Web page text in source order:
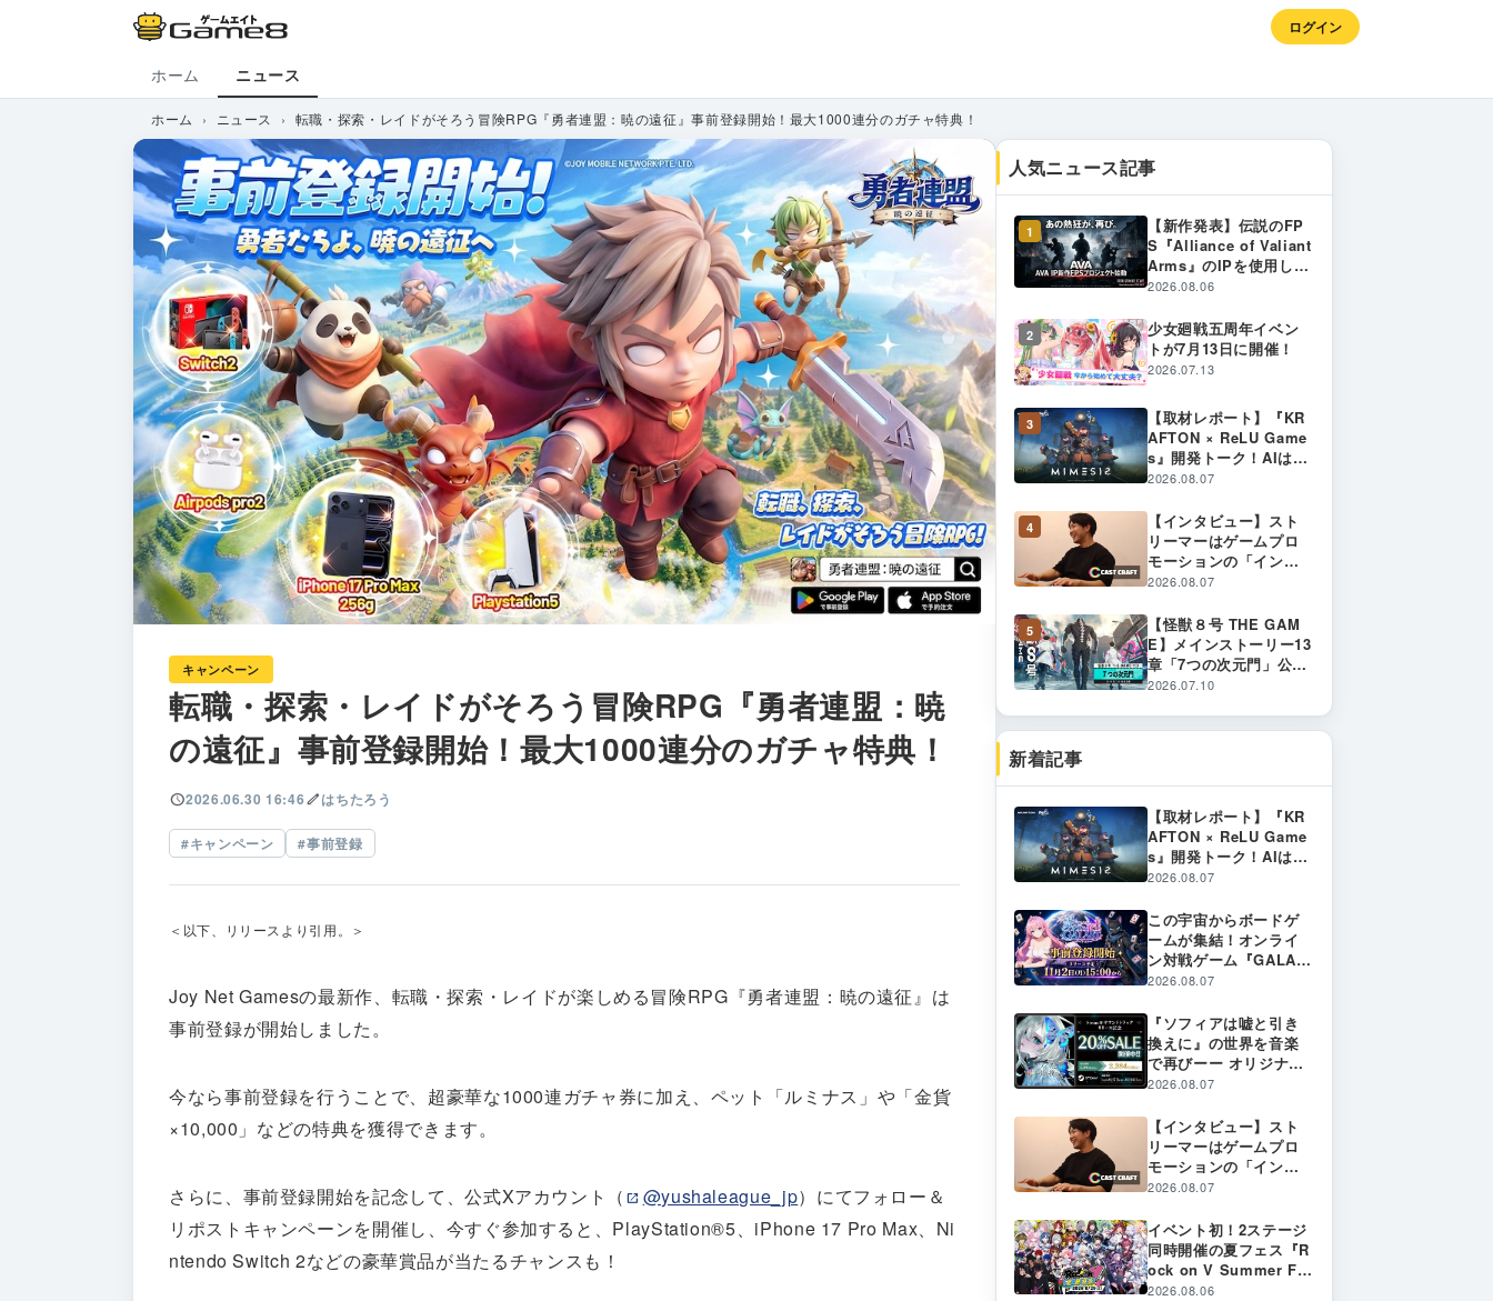
ログイン
ホーム ニュース
ホーム ニュース 転職・探索・レイドがそろう冒険RPG『勇者連盟：暁の遠征』事前登録開始！最大1000連分のガチャ特典！
キャンペーン
転職・探索・レイドがそろう冒険RPG『勇者連盟：暁
の遠征』事前登録開始！最大1000連分のガチャ特典！
schedule2026.06.30 16:46editはちたろう
キャンペーン 事前登録
＜以下、リリースより引用。＞
Joy Net Gamesの最新作、転職・探索・レイドが楽しめる冒険RPG『勇者連盟：暁の遠征』は
事前登録が開始しました。
今なら事前登録を行うことで、超豪華な1000連ガチャ券に加え、ペット「ルミナス」や「金貨
×10,000」などの特典を獲得できます。
さらに、事前登録開始を記念して、公式Xアカウント（ @yushaleague_jp）にてフォロー＆
リポストキャンペーンを開催し、今すぐ参加すると、PlayStation®5、iPhone 17 Pro Max、Ni
ntendo Switch 2などの豪華賞品が当たるチャンスも！
人気ニュース記事
1
【新作発表】伝説のFP
S『Alliance of Valiant
Arms』のIPを使用した
新作プロジェクトが始
ス開始に向けて制作発
表 〜 あの熱狂が、再
び。FPSの「原体験」
ロジェクトの全貌とは
〜
2026.08.06
2
少女廻戦五周年イベン
トが7月13日に開催！
2026.07.13
3
【取材レポート】『KR
AFTON × ReLU Game
s』開発トーク！AIはゲ
ームをどう面白くする
た革新的な開発ツール
と現場のリアル
2026.08.07
4
【インタビュー】スト
リーマーはゲームプロ
モーションの「インフ
ラ」へ。『CastCraft』
ュニティと新たなゲー
ムPR戦略
2026.08.07
5
【怪獣８号 THE GAM
E】メインストーリー13
章「7つの次元門」公
開！最大1,500個の次元
2026.07.10
新着記事
【取材レポート】『KR
AFTON × ReLU Game
s』開発トーク！AIはゲ
ームをどう面白くする
た革新的な開発ツール
と現場のリアル
2026.08.07
この宇宙からボードゲ
ームが集結！オンライ
ン対戦ゲーム『GALAS
T（ギャラスト）』8月7
始！
2026.08.07
『ソフィアは嘘と引き
換えに』の世界を音楽
で再びーー オリジナル
サウンドトラックがSte
とのバンドル販売&20%
オフ記念セールも実施
中!
2026.08.07
【インタビュー】スト
リーマーはゲームプロ
モーションの「インフ
ラ」へ。『CastCraft』
ュニティと新たなゲー
ムPR戦略
2026.08.07
イベント初！2ステージ
同時開催の夏フェス『R
ock on V Summer Fe
s』8月29日（土）開催
2026.08.06